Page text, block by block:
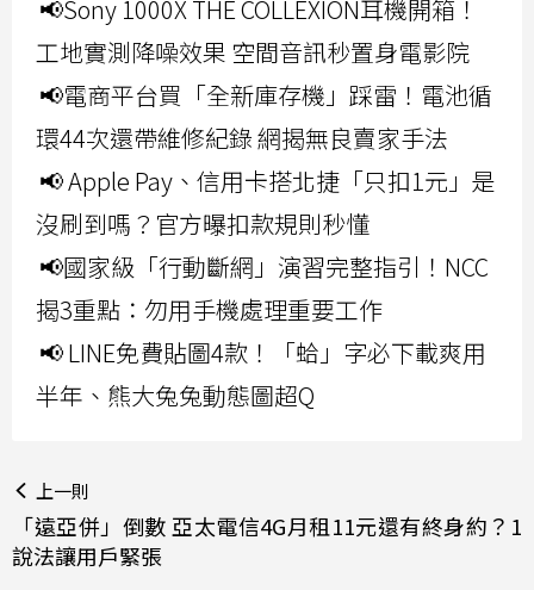
📢Sony 1000X THE COLLEXION耳機開箱！
工地實測降噪效果 空間音訊秒置身電影院
📢電商平台買「全新庫存機」踩雷！電池循
環44次還帶維修紀錄 網揭無良賣家手法
📢 Apple Pay、信用卡搭北捷「只扣1元」是
沒刷到嗎？官方曝扣款規則秒懂
📢國家級「行動斷網」演習完整指引！NCC
揭3重點：勿用手機處理重要工作
📢 LINE免費貼圖4款！「蛤」字必下載爽用
半年、熊大兔兔動態圖超Q
上一則
「遠亞併」倒數 亞太電信4G月租11元還有終身約？1
說法讓用戶緊張